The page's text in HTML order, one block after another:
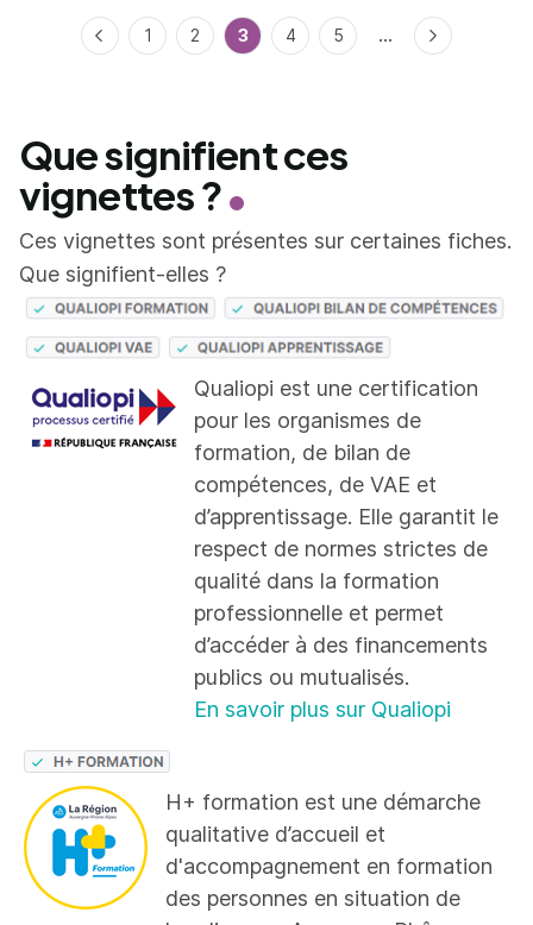
Précédent
1 2 3 4 5 ... Suivant
Que signifient ces
vignettes ?
Ces vignettes sont présentes sur certaines fiches.
Que signifient-elles ?
Qualiopi est une certification
pour les organismes de
formation, de bilan de
compétences, de VAE et
d’apprentissage. Elle garantit le
respect de normes strictes de
qualité dans la formation
professionnelle et permet
d’accéder à des financements
publics ou mutualisés.
En savoir plus sur Qualiopi
H+ formation est une démarche
qualitative d’accueil et
d'accompagnement en formation
des personnes en situation de